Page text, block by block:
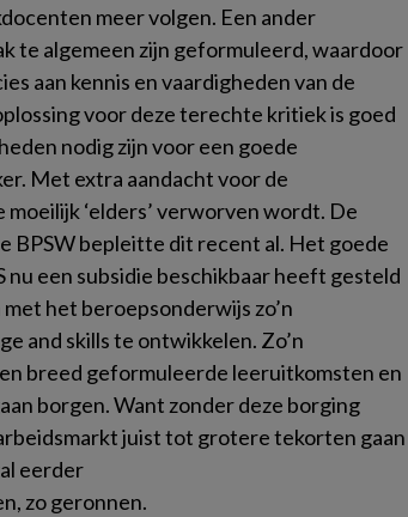
meer volgen. Een ander
te algemeen zijn geformuleerd, waardoor
aan kennis en vaardigheden van de
voor deze terechte kritiek is goed
nodig zijn voor een goede
Met extra aandacht voor de
‘elders’ verworven wordt. De
BPSW bepleitte dit recent al. Het goede
nu een subsidie beschikbaar heeft gesteld
het beroepsonderwijs zo’n
and skills te ontwikkelen. Zo’n
breed geformuleerde leeruitkomsten en
borgen. Want zonder deze borging
juist tot grotere tekorten gaan
eerder
zo geronnen.